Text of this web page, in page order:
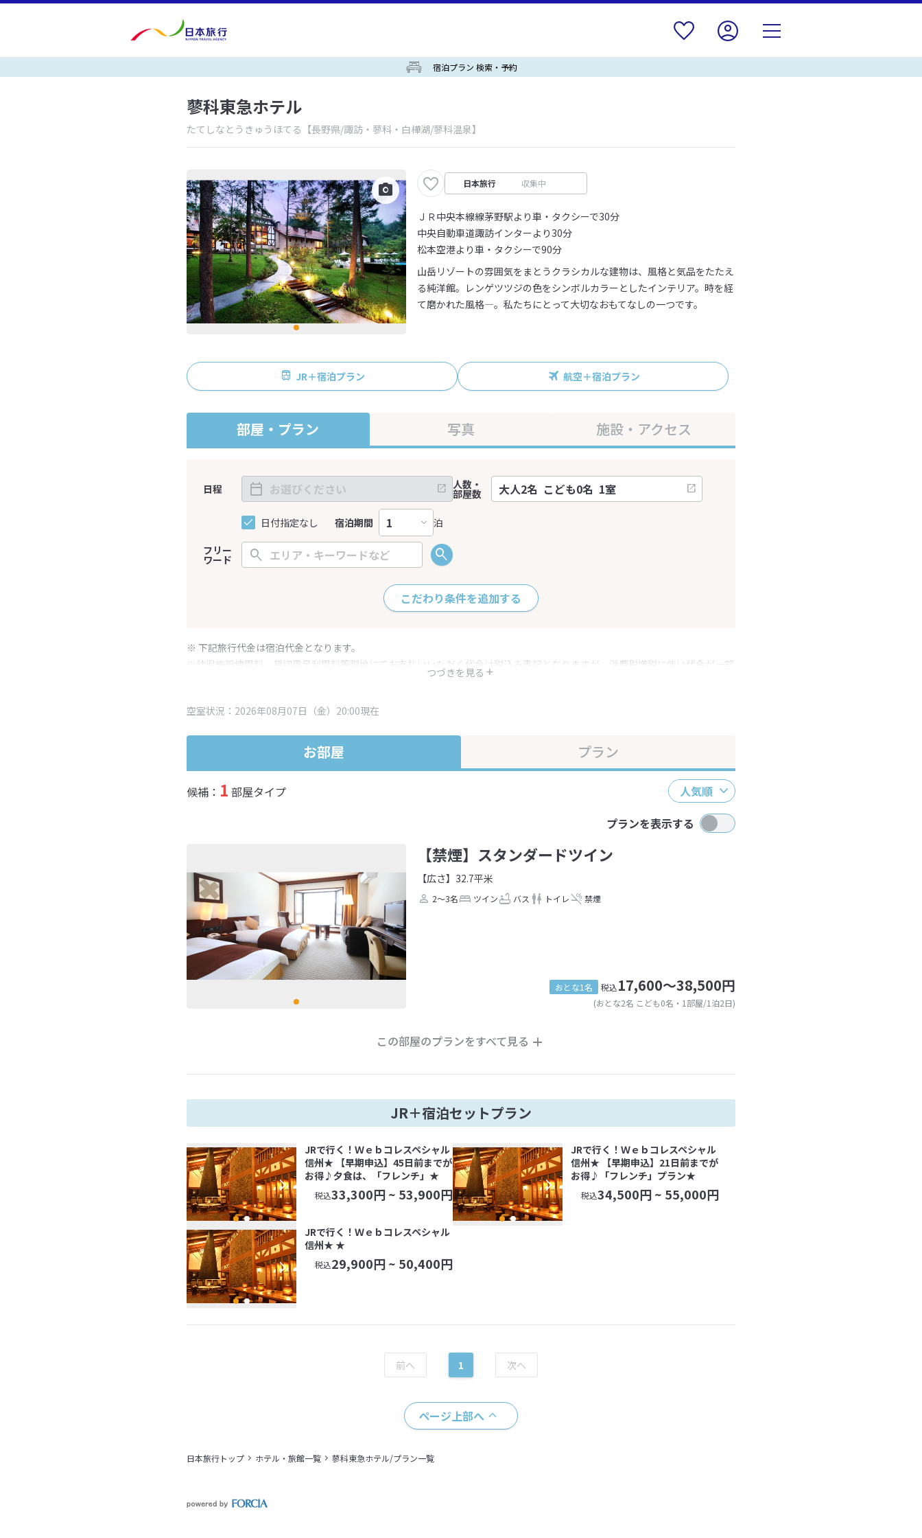
宿泊プラン 検索・予約
蓼科東急ホテル
たてしなとうきゅうほてる 【長野県/諏訪・蓼科・白樺湖/蓼科温泉】
日本旅行 収集中
ＪＲ中央本線線茅野駅より車・タクシーで30分
中央自動車道諏訪インターより30分
松本空港より車・タクシーで90分
山岳リゾートの雰囲気をまとうクラシカルな建物は、風格と気品をたたえ
る純洋館。レンゲツツジの色をシンボルカラーとしたインテリア。時を経
て磨かれた風格―。私たちにとって大切なおもてなしの一つです。
JR＋宿泊プラン 航空＋宿泊プラン
部屋・プラン 写真 施設・アクセス
日程
日付指定なし 宿泊期間 泊
人数・
部屋数
フリー
ワード
こだわり条件を追加する
つづきを見る
※ 下記旅行代金は宿泊代金となります。
※幼児施設使用料、貸切風呂利用料等現地にてお支払いいただく代金は税込み表記となりますが、消費税増税に伴い代金が一部
空室状況：2026年08月07日（金）20:00現在
お部屋 プラン
候補： 1 部屋タイプ
人気順
プランを表示する
【禁煙】スタンダードツイン
【広さ】32.7平米
2～3名 ツイン バス トイレ 禁煙
おとな1名 税込17,600～38,500円
(おとな2名 こども0名・1部屋/1泊2日)
この部屋のプランをすべて見る
JR＋宿泊セットプラン
JRで行く！Ｗｅｂコレスペシャル
信州★ 【早期申込】45日前までが
お得♪夕食は、「フレンチ」★
税込33,300円 ~ 53,900円
JRで行く！Ｗｅｂコレスペシャル
信州★ 【早期申込】21日前までが
お得♪「フレンチ」プラン★
税込34,500円 ~ 55,000円
JRで行く！Ｗｅｂコレスペシャル
信州★ ★
税込29,900円 ~ 50,400円
1
ページ上部へ
日本旅行トップ ホテル・旅館一覧 蓼科東急ホテル/プラン一覧